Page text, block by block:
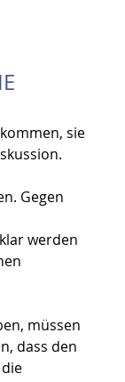
sie
Gegen
werden
müssen
dass den